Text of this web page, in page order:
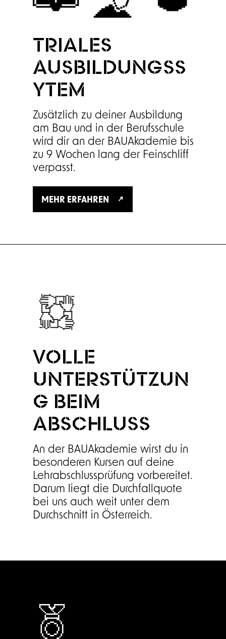
TRIALES
AUSBILDUNGSS
YTEM
Zusätzlich zu deiner Ausbildung
am Bau und in der Berufsschule
wird dir an der BAUAkademie bis
zu 9 Wochen lang der Feinschliff
verpasst.
MEHR ERFAHREN
VOLLE
UNTERSTÜTZUN
G BEIM
ABSCHLUSS
An der BAUAkademie wirst du in
besonderen Kursen auf deine
Lehrabschlussprüfung vorbereitet.
Darum liegt die Durchfallquote
bei uns auch weit unter dem
Durchschnitt in Österreich.